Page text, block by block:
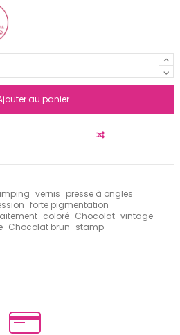
au panier
vernis presse à ongles
forte pigmentation
coloré Chocolat vintage
Chocolat brun stamp